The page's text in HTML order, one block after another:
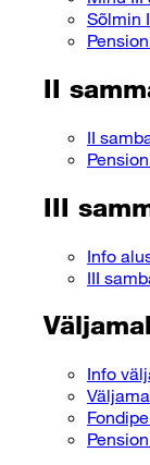
Sõlmin
II
II
III
Info
III
Info